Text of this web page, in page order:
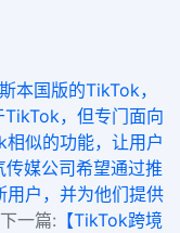
本国版的TikTok，
，但专门面向
似的功能，让用户
媒公司希望通过推
用户，并为他们提供
下一篇: 【TikTok跨境